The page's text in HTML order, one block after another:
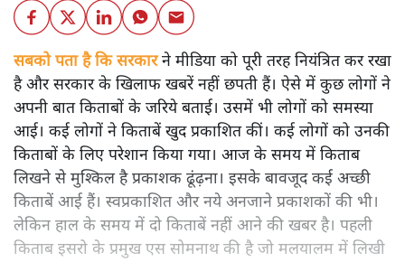
सबको पता है कि सरकारने मीडिया को पूरी तरह नियंत्रित कर रखा
है और सरकार के खिलाफ खबरें नहीं छपती हैं। ऐसे में कुछ लोगों ने
अपनी बात किताबों के जरिये बताई। उसमें भी लोगों को समस्या
आई। कई लोगों ने किताबें खुद प्रकाशित कीं। कई लोगों को उनकी
किताबों के लिए परेशान किया गया। आज के समय में किताब
लिखने से मुश्किल है प्रकाशक ढूंढ़ना। इसके बावजूद कई अच्छी
किताबें आई हैं। स्वप्रकाशित और नये अनजाने प्रकाशकों की भी।
लेकिन हाल के समय में दो किताबें नहीं आने की खबर है। पहली
किताब इसरो के प्रमुख एस सोमनाथ की है जो मलयालम में लिखी